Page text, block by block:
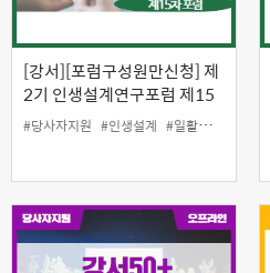
[강서][포럼구성원만신청] 제
2기 인생설계연구포럼 제15
차포럼
#당사자지원 #인생설계 #일활동지원